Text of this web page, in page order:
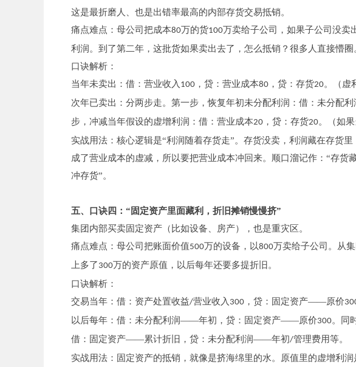
这是最折磨人、也是出错率最高的内部存货交易抵销。
痛点难点：母公司把成本80万的货100万卖给子公司，如果子公司没卖
利润。到了第二年，这批货如果卖出去了，怎么抵销？很多人直接懵圈
口诀解析：
当年未卖出：借：营业收入 100 ，贷：营业成本80 ，贷：存货20。（虚
次年已卖出：分两步走。第一步，恢复年初未分配利润：借：未分配
步，冲减当年假设的虚增利润：借：营业成本20 ，贷：存货20。（如
实战用法：核心逻辑是“利润随着存货走”。存货没卖，利润藏在存货
成了营业成本的虚减，所以要把营业成本冲回来。顺口溜记作：“存货
冲存货”。
五、口诀四：“固定资产里面藏利，折旧摊销慢慢挤”
集团内部买卖固定资产（比如设备、房产），也是重灾区。
痛点难点：母公司把账面价值500万的设备，以800万卖给子公司。从
上多了 300万的资产原值，以后每年还要多提折旧。
口诀解析：
交易当年：借：资产处置收益/营业收入 300 ，贷：固定资产——原价
以后每年：借：未分配利润——年初，贷：固定资产——原价300。同
借：固定资产——累计折旧，贷：未分配利润——年初/管理费用等。
实战用法：固定资产的抵销，就像是挤海绵里的水。原值里的虚增利